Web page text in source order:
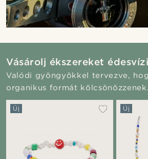
Vásárolj ékszereket
Valódi gyöngyökkel tervezve,
organikus formát kölcsönözzenek.
Új Új